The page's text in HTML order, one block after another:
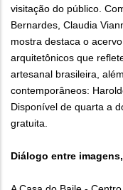
visitação do público.
Bernardes, Claudia
mostra destaca o
arquitetônicos que
artesanal brasileira,
contemporâneos:
Disponível de quarta a
gratuita.
Diálogo entre